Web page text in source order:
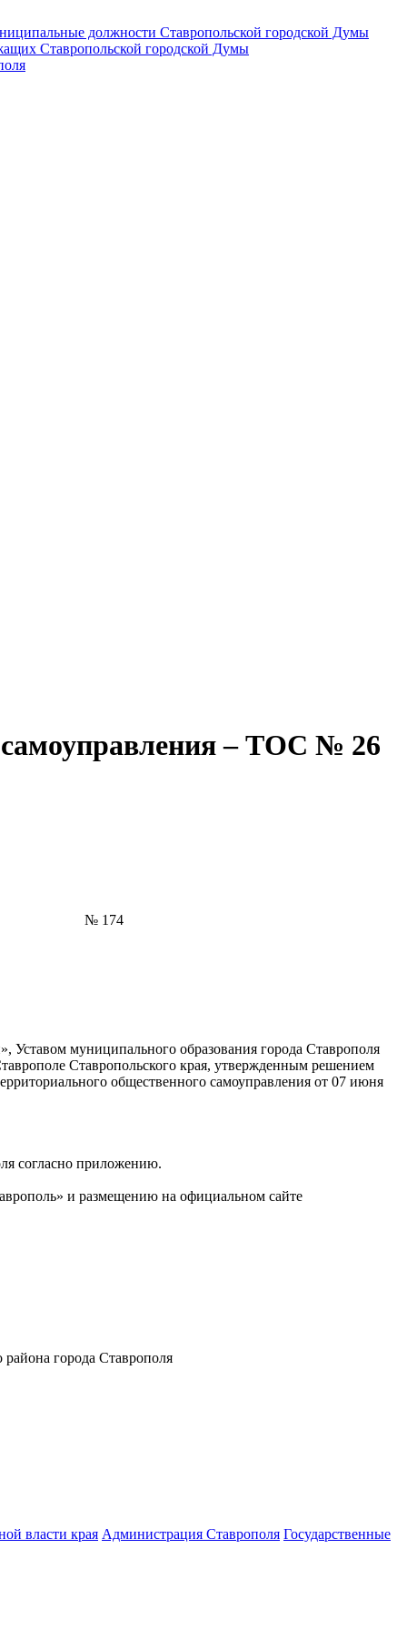
должности Ставропольской городской Думы
Ставропольской городской Думы
самоуправления – ТОС № 26
№ 174
муниципального образования города Ставрополя
Ставропольского края, утвержденным решением
общественного самоуправления от 07 июня
согласно приложению.
и размещению на официальном сайте
города Ставрополя
власти края Администрация Ставрополя Государственные